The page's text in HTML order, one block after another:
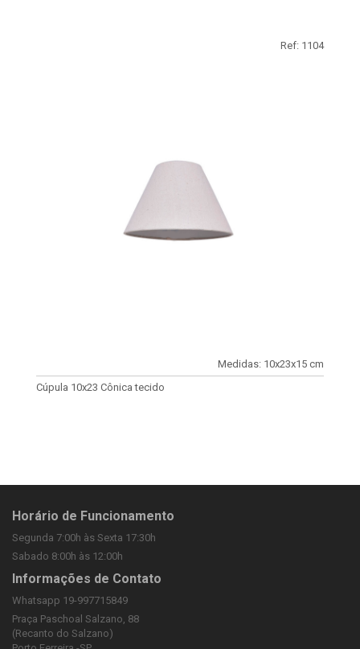
Ref: 1104
Medidas: 10x23x15 cm
Cúpula 10x23 Cônica tecido
Horário de Funcionamento
Segunda 7:00h às Sexta 17:30h
Sabado 8:00h às 12:00h
Informações de Contato
Whatsapp 19-997715849
Praça Paschoal Salzano, 88
(Recanto do Salzano)